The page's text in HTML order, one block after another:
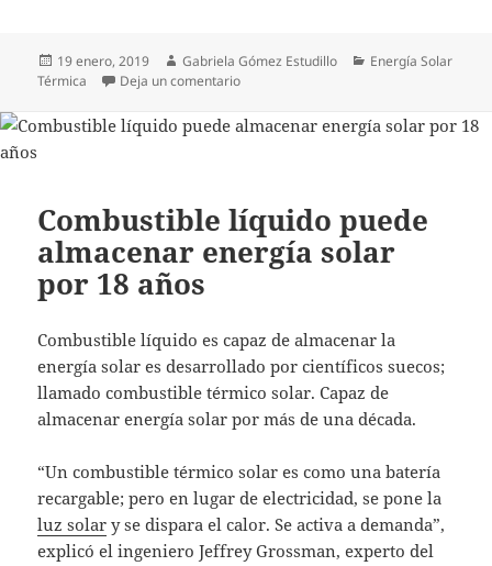
Publicado
el
19 enero, 2019 Autor
Gabriela Gómez Estudillo Categorías
Energía Solar
Térmica
Deja un comentarioen Argentina aumenta el uso de energía
Combustible líquido puede
almacenar energía solar
por 18 años
Combustible líquido es capaz de almacenar la
energía solar es desarrollado por científicos suecos;
llamado combustible térmico solar. Capaz de
almacenar energía solar por más de una década.
“Un combustible térmico solar es como una batería
recargable; pero en lugar de electricidad, se pone la
luz solar y se dispara el calor. Se activa a demanda”,
explicó el ingeniero Jeffrey Grossman, experto del